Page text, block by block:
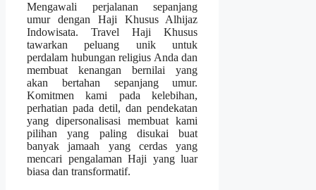
Mengawali perjalanan sepanjang
umur dengan Haji Khusus Alhijaz
Indowisata. Travel Haji Khusus
tawarkan peluang unik untuk
perdalam hubungan religius Anda dan
membuat kenangan bernilai yang
akan bertahan sepanjang umur.
Komitmen kami pada kelebihan,
perhatian pada detil, dan pendekatan
yang dipersonalisasi membuat kami
pilihan yang paling disukai buat
banyak jamaah yang cerdas yang
mencari pengalaman Haji yang luar
biasa dan transformatif.